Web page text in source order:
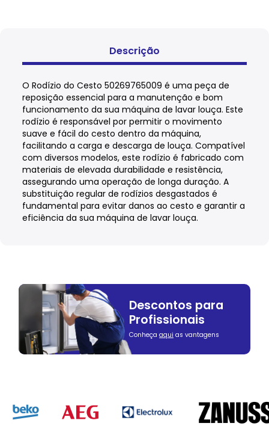
Descrição
O Rodízio do Cesto 50269765009 é uma peça de
reposição essencial para a manutenção e bom
funcionamento da sua máquina de lavar louça. Este
rodízio é responsável por permitir o movimento
suave e fácil do cesto dentro da máquina,
facilitando a carga e descarga de louça. Compatível
com diversos modelos, este rodízio é fabricado com
materiais de elevada durabilidade e resistência,
assegurando uma operação de longa duração. A
substituição regular de rodízios desgastados é
fundamental para evitar danos ao cesto e garantir a
eficiência da sua máquina de lavar louça.
Descontos para
Profissionais
Conheça aqui as vantagens